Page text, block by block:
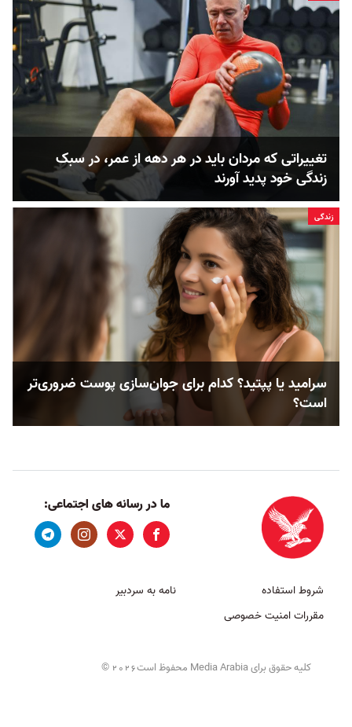
تغییراتی که مردان باید در هر دهه از عمر، در سبک
زندگی خود پدید آورند
زندگی
سرامید یا پپتید؟ کدام‌‌ برای جوان‌سازی پوست ضروری‌تر
است؟
ما در رسانه های اجتماعی:
شروط استفاده
مقررات امنیت خصوصی
نامه به سردبیر
کلیه حقوق برای Media Arabia محفوظ است 2026
©